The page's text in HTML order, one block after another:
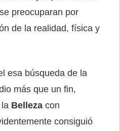
preocuparan por
de la realidad, física y
esa búsqueda de la
más que un fin,
Belleza con
consiguió